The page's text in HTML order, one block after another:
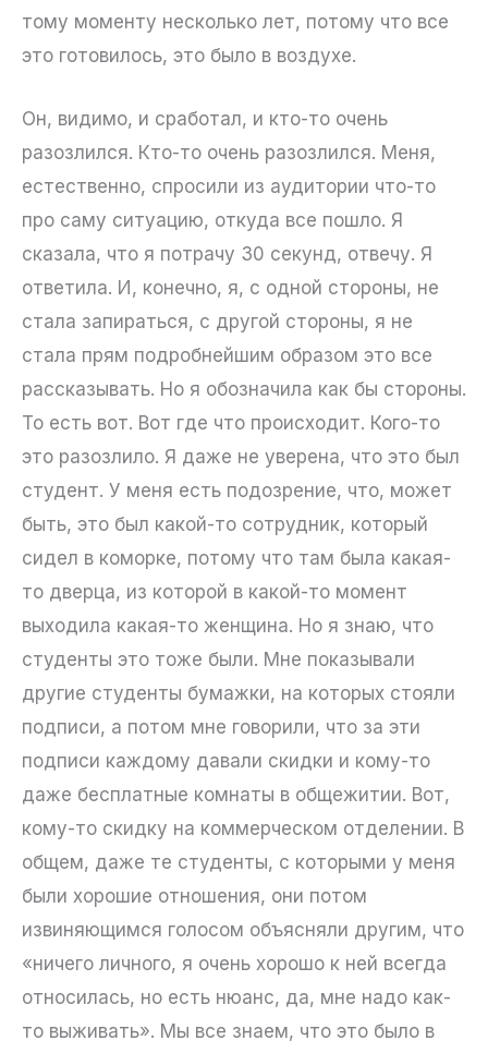
тому моменту несколько лет, потому что все
это готовилось, это было в воздухе.
Он, видимо, и сработал, и кто-то очень
разозлился. Кто-то очень разозлился. Меня,
естественно, спросили из аудитории что-то
про саму ситуацию, откуда все пошло. Я
сказала, что я потрачу 30 секунд, отвечу. Я
ответила. И, конечно, я, с одной стороны, не
стала запираться, с другой стороны, я не
стала прям подробнейшим образом это все
рассказывать. Но я обозначила как бы стороны.
То есть вот. Вот где что происходит. Кого-то
это разозлило. Я даже не уверена, что это был
студент. У меня есть подозрение, что, может
быть, это был какой-то сотрудник, который
сидел в коморке, потому что там была какая-
то дверца, из которой в какой-то момент
выходила какая-то женщина. Но я знаю, что
студенты это тоже были. Мне показывали
другие студенты бумажки, на которых стояли
подписи, а потом мне говорили, что за эти
подписи каждому давали скидки и кому-то
даже бесплатные комнаты в общежитии. Вот,
кому-то скидку на коммерческом отделении. В
общем, даже те студенты, с которыми у меня
были хорошие отношения, они потом
извиняющимся голосом объясняли другим, что
«ничего личного, я очень хорошо к ней всегда
относилась, но есть нюанс, да, мне надо как-
то выживать». Мы все знаем, что это было в